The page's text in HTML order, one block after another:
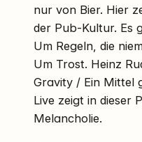
nur von Bier. Hier
der Pub-Kultur. Es
Um Regeln, die
Um Trost. Heinz
Gravity / Ein Mittel
Live zeigt in dieser
Melancholie.